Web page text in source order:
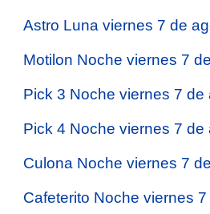
Astro Luna viernes 7 de
Motilon Noche viernes 7
Pick 3 Noche viernes 7 de
Pick 4 Noche viernes 7 de
Culona Noche viernes 7
Cafeterito Noche viernes